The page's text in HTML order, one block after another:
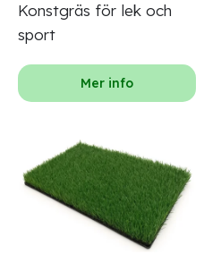
Konstgräs för lek och
sport
Mer info